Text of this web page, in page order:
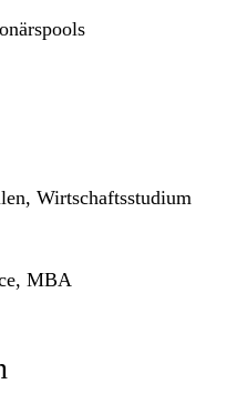
Wirtschaftsstudium
MBA